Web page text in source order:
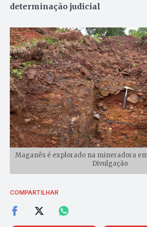
determinação judicial
Maganês é explorado na mineradora
Divulgação
COMPARTILHAR